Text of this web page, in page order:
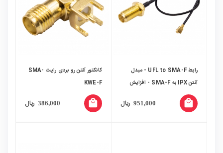
رابط UFL to SMA-F - مبدل
آنتن IPX به SMA-F - افزایش
طول سوکتی
951,000 ریال local_mall
کانکتور آنتن رو بردی رایت SMA-
KWE-F
386,000 ریال local_mall